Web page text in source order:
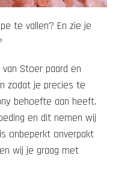
te vallen? En zie je
Stoer paard en
zodat je precies te
behoefte aan heeft.
en dit nemen wij
onbeperkt onverpakt
wij je graag met